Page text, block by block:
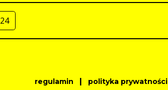
24
regulamin | polityka prywatności